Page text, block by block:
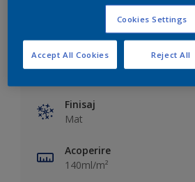
Specificații tehnice principale
Finisaj
Mat
Acoperire
140ml/m²
Cookies Settings
Reject All
Accept All Cookies